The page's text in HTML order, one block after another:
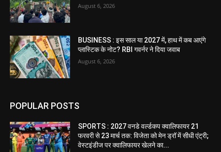
August 6, 2026
BUSINESS : इस साल या 2027 में, हाथ में कब आएंगे
प्लास्टिक के नोट? RBI गवर्नर ने दिया जवाब
August 6, 2026
POPULAR POSTS
SPORTS : 2027 वनडे वर्ल्डकप क्वालिफायर 21
फरवरी से 23 मार्च तक: विजेता को मेन ड्रॉ में सीधी एंट्री;
वेस्टइंडीज पर क्वालिफायर खेलने का...